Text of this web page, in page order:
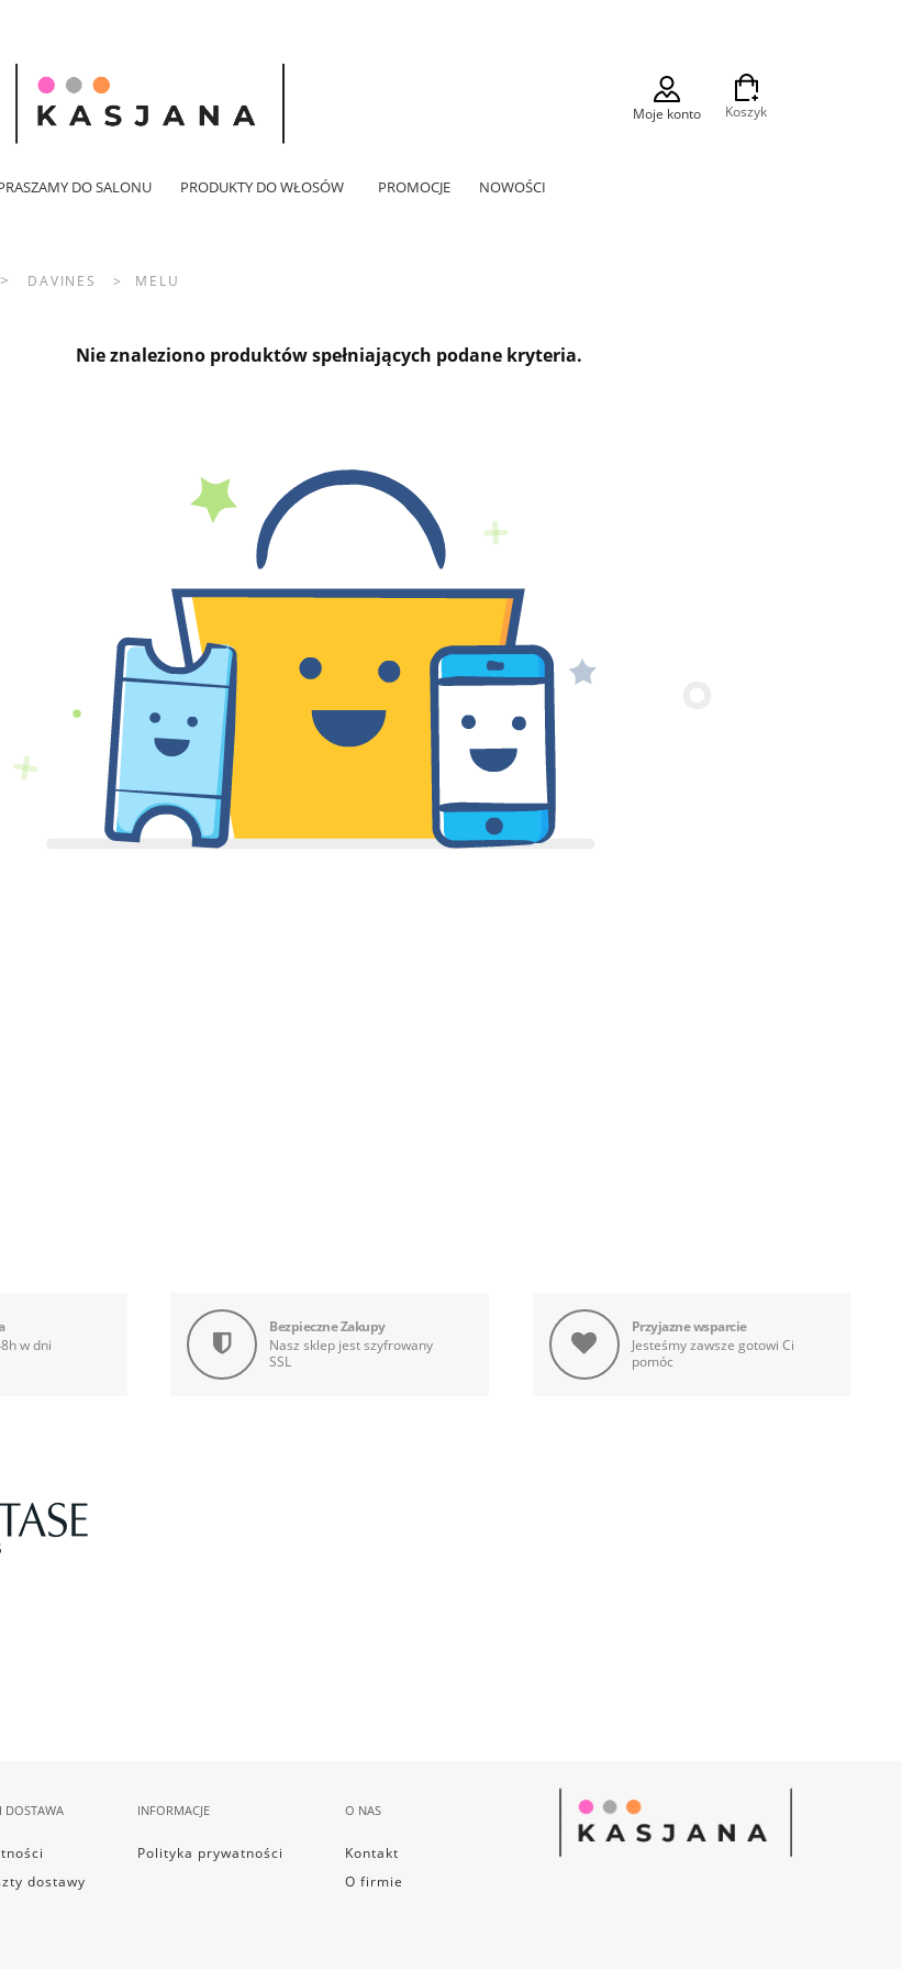
Koszyk
Moje konto
DO SALONU PRODUKTY DO WŁOSÓW PROMOCJE NOWOŚCI
> DAVINES > MELU
Nie znaleziono produktów spełniających podane kryteria.
w dni
Bezpieczne Zakupy
Nasz sklep jest szyfrowany
SSL
Przyjazne wsparcie
Jesteśmy zawsze gotowi Ci
pomóc
DOSTAWA
dostawy
INFORMACJE
Polityka prywatności
O NAS
Kontakt
O firmie